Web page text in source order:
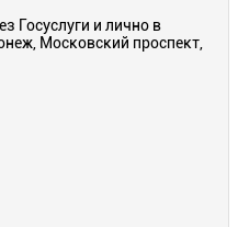
Госуслуги и лично в
Московский проспект,